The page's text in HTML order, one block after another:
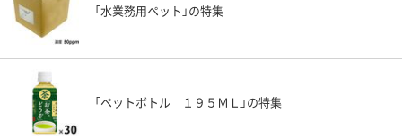
「水業務用ペット」の特集
「ペットボトル １９５ＭＬ」の特集